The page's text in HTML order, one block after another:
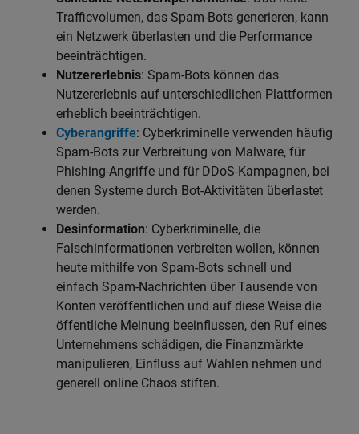
Trafficvolumen, das Spam-Bots generieren, kann
ein Netzwerk überlasten und die Performance
beeinträchtigen.
Nutzererlebnis: Spam-Bots können das
Nutzererlebnis auf unterschiedlichen Plattformen
erheblich beeinträchtigen.
Cyberangriffe: Cyberkriminelle verwenden häufig
Spam-Bots zur Verbreitung von Malware, für
Phishing-Angriffe und für DDoS-Kampagnen, bei
denen Systeme durch Bot-Aktivitäten überlastet
werden.
Desinformation: Cyberkriminelle, die
Falschinformationen verbreiten wollen, können
heute mithilfe von Spam-Bots schnell und
einfach Spam-Nachrichten über Tausende von
Konten veröffentlichen und auf diese Weise die
öffentliche Meinung beeinflussen, den Ruf eines
Unternehmens schädigen, die Finanzmärkte
manipulieren, Einfluss auf Wahlen nehmen und
generell online Chaos stiften.